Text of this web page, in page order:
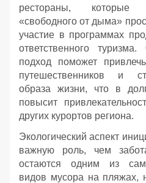
рестораны, которые
«свободного от дыма»
участие в программах
ответственного
подход поможет
путешественников и
образа жизни, что в
повысит
других курортов региона.
Экологический аспект
важную роль, чем
остаются одним из
видов мусора на пляжах,